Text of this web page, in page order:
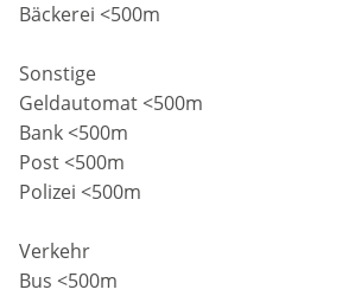
Bäckerei <500m
Sonstige
Geldautomat <500m
Bank <500m
Post <500m
Polizei <500m
Verkehr
Bus <500m